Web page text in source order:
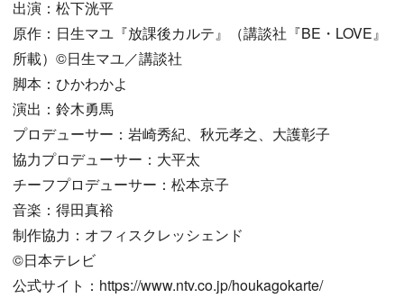
出演：松下洸平
原作：日生マユ『放課後カルテ』（講談社『BE・LOVE』
所載）©︎日生マユ／講談社
脚本：ひかわかよ
演出：鈴木勇馬
プロデューサー：岩崎秀紀、秋元孝之、大護彰子
協力プロデューサー：大平太
チーフプロデューサー：松本京子
音楽：得田真裕
制作協力：オフィスクレッシェンド
©︎日本テレビ
公式サイト：https://www.ntv.co.jp/houkagokarte/